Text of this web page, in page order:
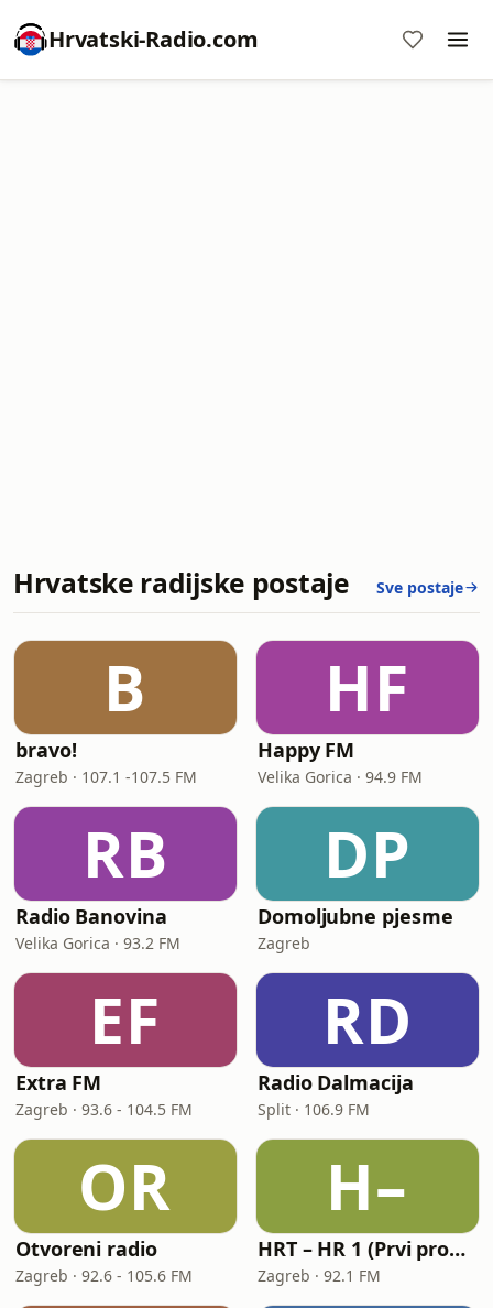
Hrvatski-Radio.com
Hrvatske radijske postaje Sve postaje
B
bravo!
Zagreb · 107.1 -107.5 FM
HF
Happy FM
Velika Gorica · 94.9 FM
RB
Radio Banovina
Velika Gorica · 93.2 FM
DP
Domoljubne pjesme
Zagreb
EF
Extra FM
Zagreb · 93.6 - 104.5 FM
RD
Radio Dalmacija
Split · 106.9 FM
OR
Otvoreni radio
Zagreb · 92.6 - 105.6 FM
H–
HRT – HR 1 (Prvi program Hrvatskoga radija)
Zagreb · 92.1 FM